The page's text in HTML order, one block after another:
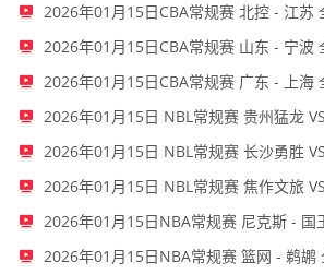
2026年01月15日CBA常规赛 北控 - 江苏
2026年01月15日CBA常规赛 山东 - 宁波
2026年01月15日CBA常规赛 广东 - 上海
2026年01月15日 NBL常规赛 贵州猛龙
2026年01月15日 NBL常规赛 焦作文旅
2026年01月15日NBA常规赛 尼克斯 - 国
2026年01月15日NBA常规赛 篮网 - 鹈鹕